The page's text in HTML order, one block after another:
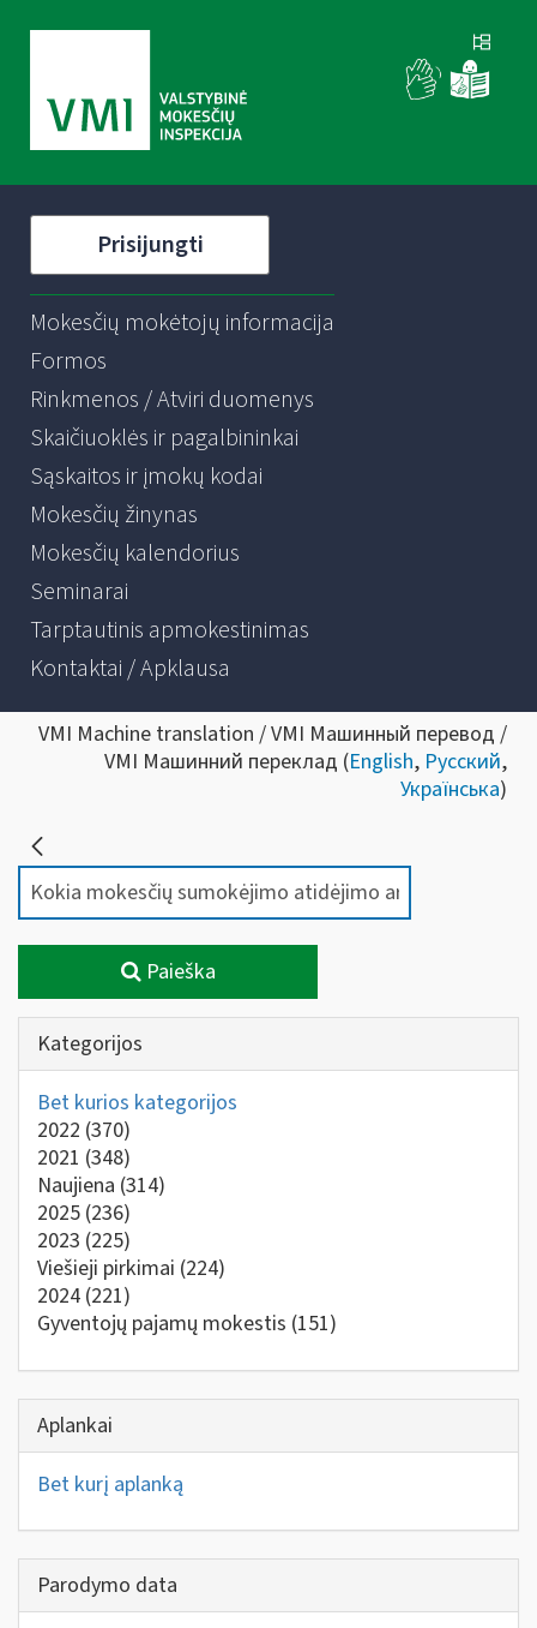
Prisijungti
Mokesčių mokėtojų informacija
Formos
Rinkmenos / Atviri duomenys
Skaičiuoklės ir pagalbininkai
Sąskaitos ir įmokų kodai
Mokesčių žinynas
Mokesčių kalendorius
Seminarai
Tarptautinis apmokestinimas
Kontaktai / Apklausa
VMI Machine translation / VMI Машинный перевод /
VMI Машинний переклад (English, Русский,
Українська)
Paieška
Kategorijos
Bet kurios kategorijos
2022 (370)
2021 (348)
Naujiena (314)
2025 (236)
2023 (225)
Viešieji pirkimai (224)
2024 (221)
Gyventojų pajamų mokestis (151)
Aplankai
Bet kurį aplanką
Parodymo data